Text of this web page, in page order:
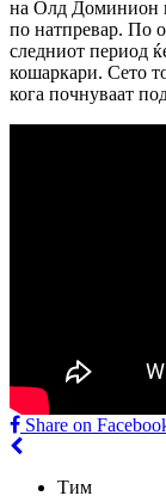
на Олд Доминион
по натпревар. По
следниот период
кошаркари. Сето
кога почнуваат
Share on
Тим